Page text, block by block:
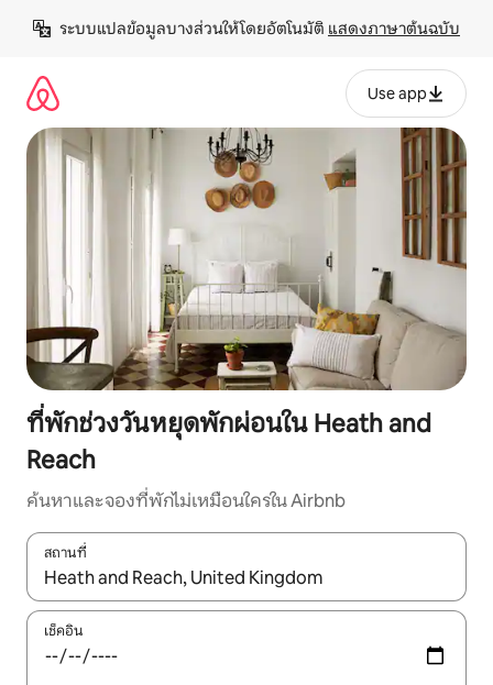
เนื้อหา
ระบบแปลข้อมูลบางส่วนให้โดยอัตโนมัติ แสดงภาษาต้นฉบับ
Use app
ที่พักช่วงวันหยุดพักผ่อนใน Heath and
Reach
ค้นหาและจองที่พักไม่เหมือนใครใน Airbnb
สถานที่
ใช้ลูกศรขึ้นลง หรือใช้การสัมผัสหรือปัด เพื่อสำรวจผลการค้นหา
เช็คอิน